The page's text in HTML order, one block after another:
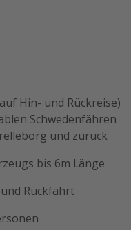
Hin- und Rückreise)
Schwedenfähren
und zurück
bis 6m Länge
Rückfahrt